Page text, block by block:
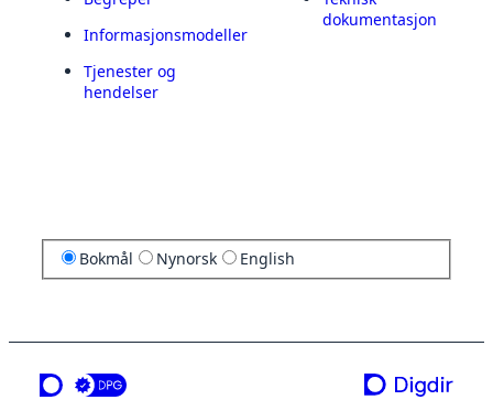
Informasjonsmodeller
Tjenester og
hendelser
dokumentasjon
Bokmål Nynorsk English